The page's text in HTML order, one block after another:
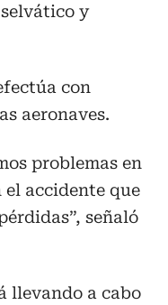
y
con
aeronaves.
problemas en
el accidente que
señaló
llevando a cabo